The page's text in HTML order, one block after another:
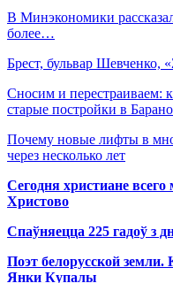
В Минэкономики
более…
Брест, бульвар Шевченко,
Сносим и перестраиваем:
старые постройки в
Почему новые лифты в
через несколько лет
Сегодня христиане
Христово
Спаўняецца 225 гадоў з
Поэт белорусской
Янки Купалы